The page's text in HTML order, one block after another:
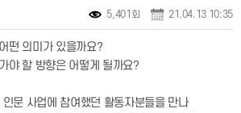
5,401회 21.04.13 10:35
떤 의미가 있을까요?
야 할 방향은 어떻게 될까요?
문 사업에 참여했던 활동자분들을 만나